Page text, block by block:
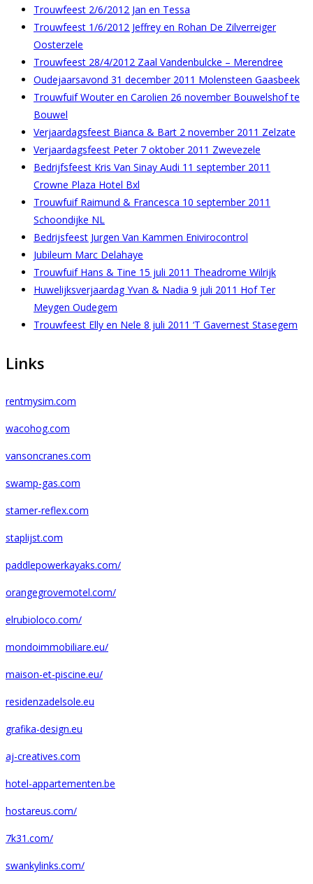
Trouwfeest 2/6/2012 Jan en Tessa
Trouwfeest 1/6/2012 Jeffrey en Rohan De Zilverreiger
Oosterzele
Trouwfeest 28/4/2012 Zaal Vandenbulcke – Merendree
Oudejaarsavond 31 december 2011 Molensteen Gaasbeek
Trouwfuif Wouter en Carolien 26 november Bouwelshof te
Bouwel
Verjaardagsfeest Bianca & Bart 2 november 2011 Zelzate
Verjaardagsfeest Peter 7 oktober 2011 Zwevezele
Bedrijfsfeest Kris Van Sinay Audi 11 september 2011
Crowne Plaza Hotel Bxl
Trouwfuif Raimund & Francesca 10 september 2011
Schoondijke NL
Bedrijsfeest Jurgen Van Kammen Enivirocontrol
Jubileum Marc Delahaye
Trouwfuif Hans & Tine 15 juli 2011 Theadrome Wilrijk
Huwelijksverjaardag Yvan & Nadia 9 juli 2011 Hof Ter
Meygen Oudegem
Trouwfeest Elly en Nele 8 juli 2011 ‘T Gavernest Stasegem
Links
rentmysim.com
wacohog.com
vansoncranes.com
swamp-gas.com
stamer-reflex.com
staplijst.com
paddlepowerkayaks.com/
orangegrovemotel.com/
elrubioloco.com/
mondoimmobiliare.eu/
maison-et-piscine.eu/
residenzadelsole.eu
grafika-design.eu
aj-creatives.com
hotel-appartementen.be
hostareus.com/
7k31.com/
swankylinks.com/